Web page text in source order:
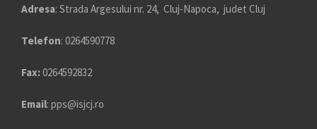
Adresa: Strada Argesului nr. 24, Cluj-Napoca, judet Cluj
Telefon: 0264590778
Fax:0264592832
Email: pps@isjcj.ro